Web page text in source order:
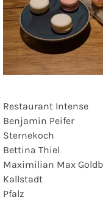
Restaurant Intense
Benjamin Peifer
Sternekoch
Bettina Thiel
Maximilian Max
Kallstadt
Pfalz